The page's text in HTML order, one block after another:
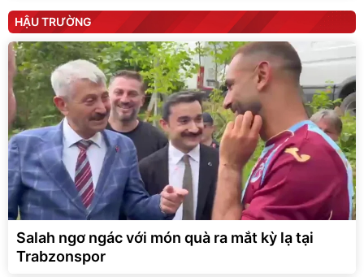
HẬU TRƯỜNG
Salah ngơ ngác với món quà ra mắt kỳ lạ tại
Trabzonspor